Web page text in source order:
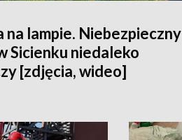
na lampie. Niebezpieczny
Sicienku niedaleko
[zdjęcia, wideo]